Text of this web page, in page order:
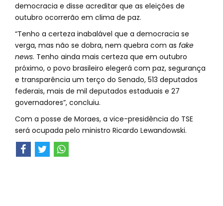
democracia e disse acreditar que as eleições de
outubro ocorrerão em clima de paz.
“Tenho a certeza inabalável que a democracia se
verga, mas não se dobra, nem quebra com as fake
news. Tenho ainda mais certeza que em outubro
próximo, o povo brasileiro elegerá com paz, segurança
e transparência um terço do Senado, 513 deputados
federais, mais de mil deputados estaduais e 27
governadores”, concluiu.
Com a posse de Moraes, a vice-presidência do TSE
será ocupada pelo ministro Ricardo Lewandowski.